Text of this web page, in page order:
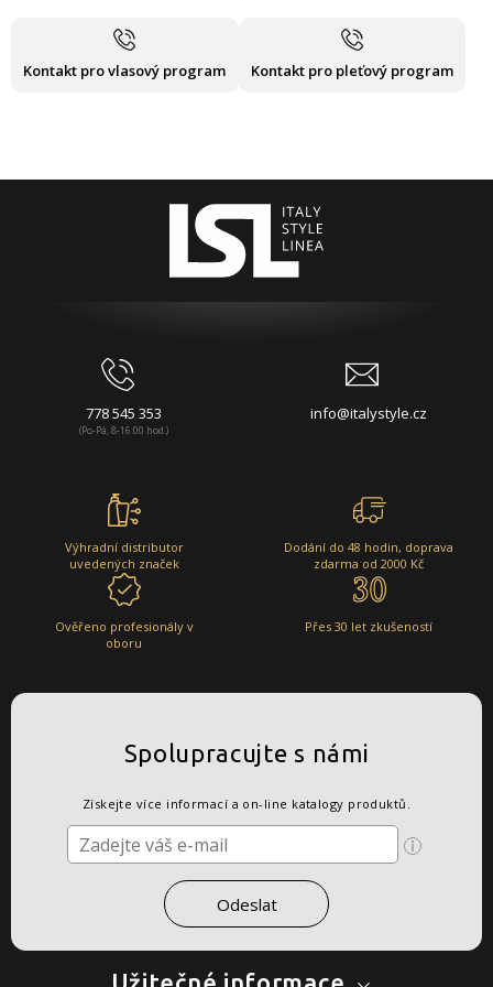
Kontakt pro vlasový program Kontakt pro pleťový program
778 545 353
(Po-Pá, 8-16:00 hod.)
info@italystyle.cz
Výhradní distributor
uvedených značek
Dodání do 48 hodin, doprava
zdarma od 2000 Kč
Ověřeno profesionály v
oboru
Přes 30 let zkušeností
Spolupracujte s námi
Získejte více informací a on-line katalogy produktů.